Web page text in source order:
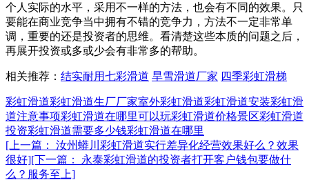
个人实际的水平，采用不一样的方法，也会有不同的效果。只
要能在商业竞争当中拥有不错的竞争力，方法不一定非常单
调，重要的还是投资者的思维。看清楚这些本质的问题之后，
再展开投资或多或少会有非常多的帮助。
相关推荐： 结实耐用七彩滑道 旱雪滑道厂家 四季彩虹滑梯
彩虹滑道彩虹滑道生厂厂家室外彩虹滑道彩虹滑道安装彩虹滑
道注意事项彩虹滑道在哪里可以玩彩虹滑道价格景区彩虹滑道
投资彩虹滑道需要多少钱彩虹滑道在哪里
[上一篇： 汝州蟒川彩虹滑道实行差异化经营效果好么？效果
很好][下一篇： 永泰彩虹滑道的投资者打开客户钱包要做什
么？服务至上]